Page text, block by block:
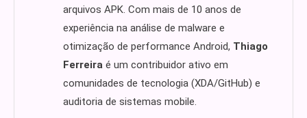
arquivos APK. Com mais de 10 anos de
experiência na análise de malware e
otimização de performance Android, Thiago
Ferreira é um contribuidor ativo em
comunidades de tecnologia (XDA/GitHub) e
auditoria de sistemas mobile.